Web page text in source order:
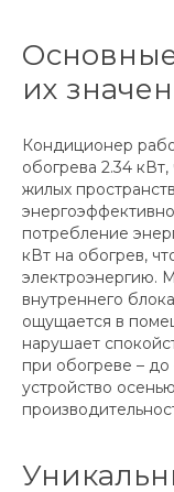
их
Кондиционер
обогрева 2.34
жилых
потребление
кВт на обогрев,
электроэнергию.
внутреннего
ощущается в
нарушает
при обогреве – до
устройство